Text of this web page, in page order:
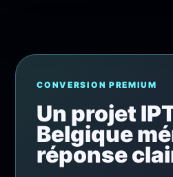
CONVERSION PREMIUM
Un projet
Belgique
réponse